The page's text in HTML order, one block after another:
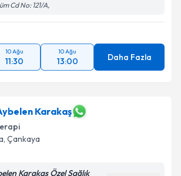
Cd No: 121/A,
10 Ağu
11:30
10 Ağu
13:00 Daha Fazla
Karakaş
, Çankaya
Karakaş Özel Sağlık